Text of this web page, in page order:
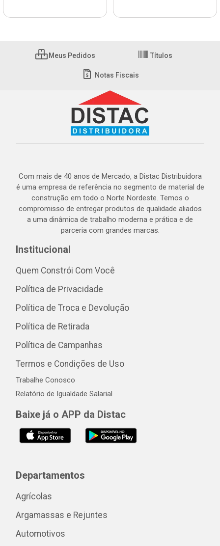
Meus Pedidos Títulos
Notas Fiscais
Com mais de 40 anos de Mercado, a Distac Distribuidora
é uma empresa de referência no segmento de material de
construção em todo o Norte Nordeste. Temos o
compromisso de entregar produtos de qualidade aliados
a uma dinâmica de trabalho moderna e prática e de
parceria com grandes marcas.
Institucional
Quem Constrói Com Você
Política de Privacidade
Política de Troca e Devolução
Política de Retirada
Política de Campanhas
Termos e Condições de Uso
Trabalhe Conosco
Relatório de Igualdade Salarial
Baixe já o APP da Distac
Departamentos
Agrícolas
Argamassas e Rejuntes
Automotivos